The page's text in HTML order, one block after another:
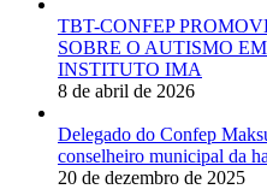
Militar
São
Paulo.
Busca
de
melhorias
TBT-CONFEP
SOBRE O AUTISMO
INSTITUTO IMA
8 de abril de 2026
Delegado do Confep
conselheiro municipal da
20 de dezembro de 2025